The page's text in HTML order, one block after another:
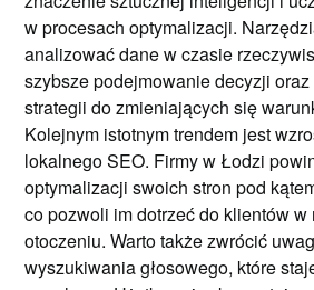
w procesach optymalizacji.
analizować dane w czasie
szybsze podejmowanie decyzji
strategii do zmieniających się
Kolejnym istotnym trendem jest
lokalnego SEO. Firmy w Łodzi
optymalizacji swoich stron pod
co pozwoli im dotrzeć do klientów
otoczeniu. Warto także zwrócić
wyszukiwania głosowego, które